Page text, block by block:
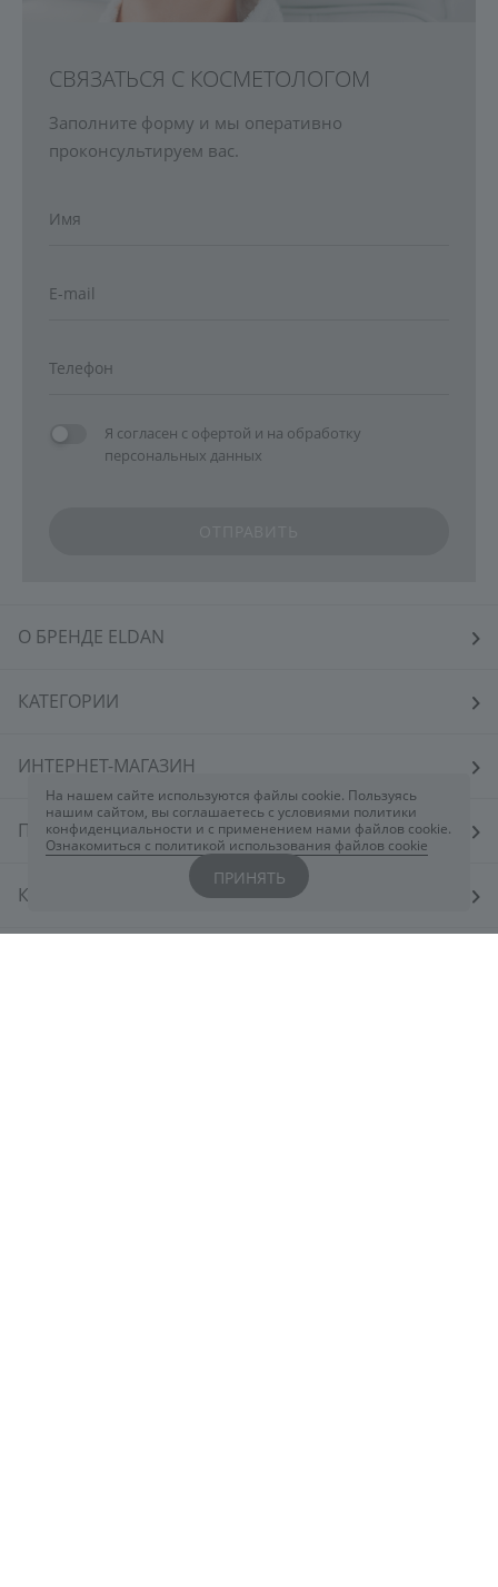
СВЯЗАТЬСЯ С КОСМЕТОЛОГОМ
Заполните форму и мы оперативно
проконсультируем вас.
Я согласен с офертой и на обработку
персональных данных
На нашем сайте используются файлы cookie. Пользуясь
нашим сайтом, вы соглашаетесь с условиями политики
конфиденциальности и с применением нами файлов cookie.
Ознакомиться с политикой использования файлов cookie
ПРИНЯТЬ
О БРЕНДЕ ELDAN
КАТЕГОРИИ
ИНТЕРНЕТ-МАГАЗИН
ПОКУПАТЕЛЯМ
КОСМЕТОЛОГАМ